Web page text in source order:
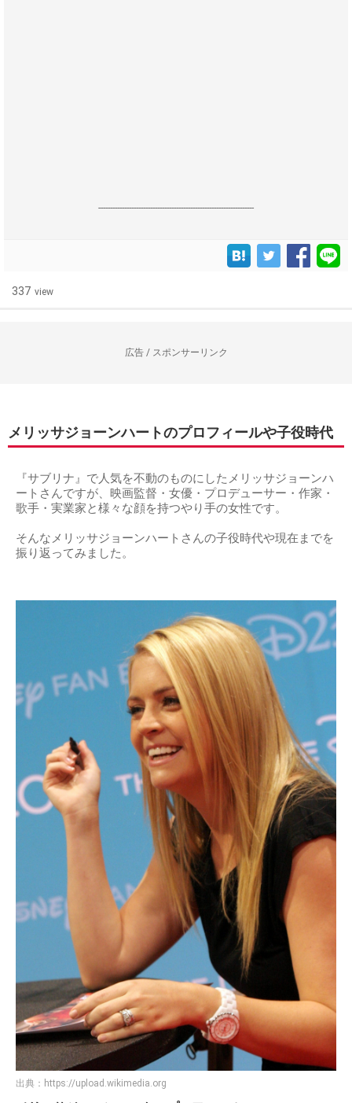
------------------------------------------------------------------
337 view
広告 / スポンサーリンク
メリッサジョーンハートのプロフィールや子役時代
『サブリナ』で人気を不動のものにしたメリッサジョーンハ
ートさんですが、映画監督・女優・プロデューサー・作家・
歌手・実業家と様々な顔を持つやり手の女性です。
そんなメリッサジョーンハートさんの子役時代や現在までを
振り返ってみました。
出典： https://upload.wikimedia.org